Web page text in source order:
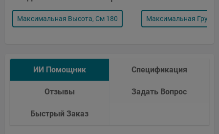
Максимальная Высота, См 180 Максимальная
ИИ Помощник Спецификация
Отзывы Задать Вопрос
Быстрый Заказ